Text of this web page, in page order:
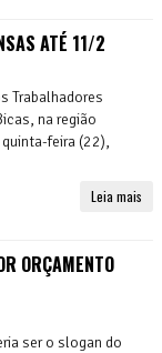
ATÉ 11/2
Trabalhadores
na região
feira (22),
Leia mais
ORÇAMENTO
ser o slogan do